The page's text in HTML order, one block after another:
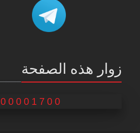
زوار هذه الصفحة
00001700